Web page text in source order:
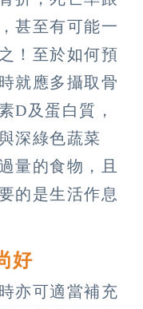
甚至有可能一
！至於如何預
就應多攝取骨
D及蛋白質，
深綠色蔬菜
量的食物，且
的是生活作息
好
亦可適當補充